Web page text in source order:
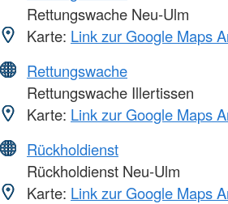
Rettungswache Neu-Ulm
Karte: Link zur Google Maps
Rettungswache
Rettungswache Illertissen
Karte: Link zur Google Maps
Rückholdienst
Rückholdienst Neu-Ulm
Karte: Link zur Google Maps